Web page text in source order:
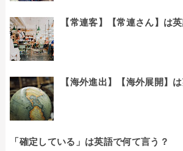
【常連客】【常連さん】は
【海外進出】【海外展開】
「確定している」は英語で何て言う？